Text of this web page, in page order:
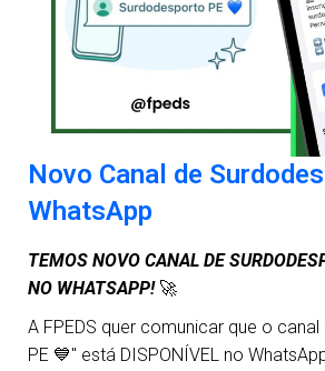
Novo Canal de
WhatsApp
TEMOS NOVO CANAL DE
NO WHATSAPP!🚀
A FPEDS quer comunicar que o
PE 💙" está DISPONÍVEL no